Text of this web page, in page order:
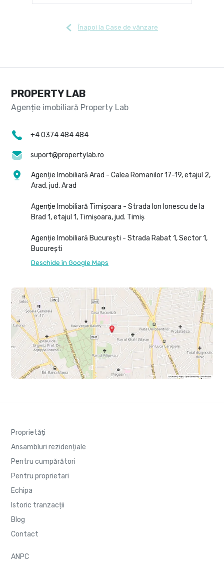
Înapoi la Case de vânzare
PROPERTY LAB
+4 0374 484 484
suport@propertylab.ro
Agenție Imobiliară Arad - Calea Romanilor 17-19, etajul 2,
Arad, jud. Arad
Agenție Imobiliară Timișoara - Strada Ion Ionescu de la
Brad 1, etajul 1, Timișoara, jud. Timiș
Agenție Imobiliară București - Strada Rabat 1, Sector 1,
București
Deschide în Google Maps
Proprietăți
Ansambluri rezidențiale
Pentru cumpărători
Pentru proprietari
Echipa
Istoric tranzacții
Blog
Contact
ANPC